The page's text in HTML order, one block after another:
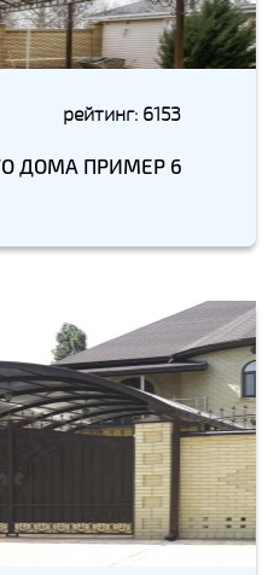
рейтинг: 6153
ДОМА ПРИМЕР 6